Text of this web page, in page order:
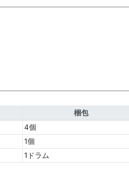
梱包
4個
1個
1ドラム